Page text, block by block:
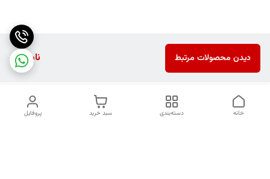
ناموجود دیدن محصولات مرتبط
پروفایل سبد خرید دسته‌بندی خانه